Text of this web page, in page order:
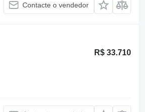
Contacte o vendedor
R$ 33.710